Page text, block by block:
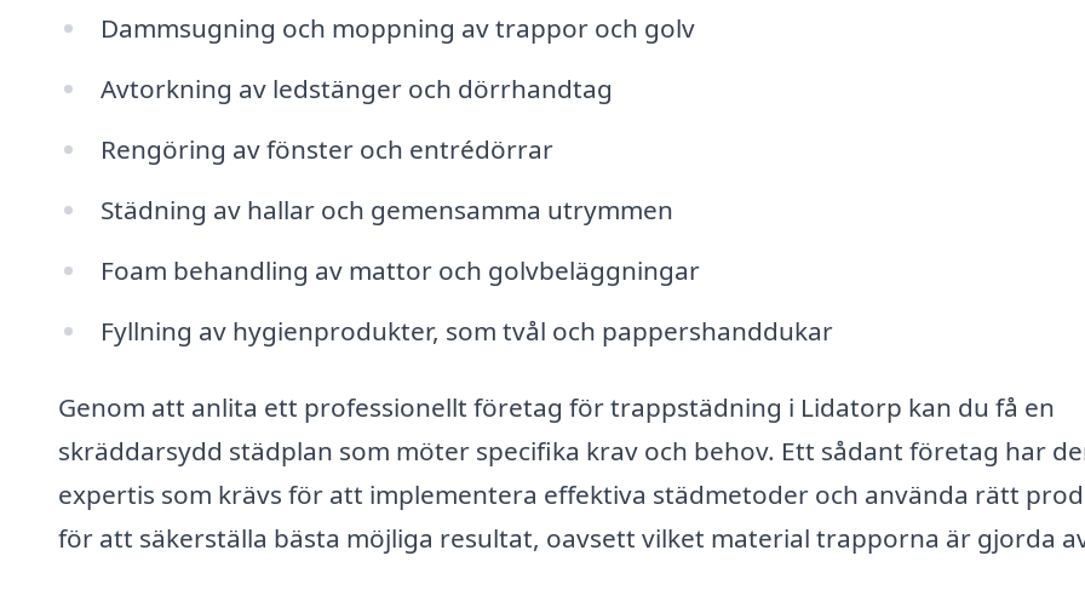
Dammsugning och moppning av trappor och golv
Avtorkning av ledstänger och dörrhandtag
Rengöring av fönster och entrédörrar
Städning av hallar och gemensamma utrymmen
Foam behandling av mattor och golvbeläggningar
Fyllning av hygienprodukter, som tvål och pappershanddukar
Genom att anlita ett professionellt företag för trappstädning i Lidatorp kan du få en
skräddarsydd städplan som möter specifika krav och behov. Ett sådant företag har
expertis som krävs för att implementera effektiva städmetoder och använda rätt
för att säkerställa bästa möjliga resultat, oavsett vilket material trapporna är gjorda